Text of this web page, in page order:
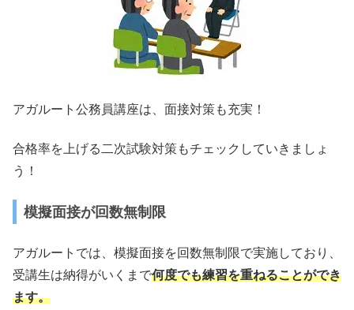
アガルート公務員講座は、面接対策も充実！
合格率を上げる二次試験対策もチェックしていきましょ
う！
模擬面接が回数無制限
アガルートでは、模擬面接を回数無制限で実施しており、
受講生は納得がいくまで何度でも練習を重ねることができ
ます。